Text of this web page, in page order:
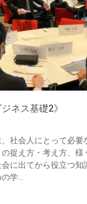
ネス基礎2》
社会人にとって必要
捉え方・考え方、様
に出てから役立つ知
学...